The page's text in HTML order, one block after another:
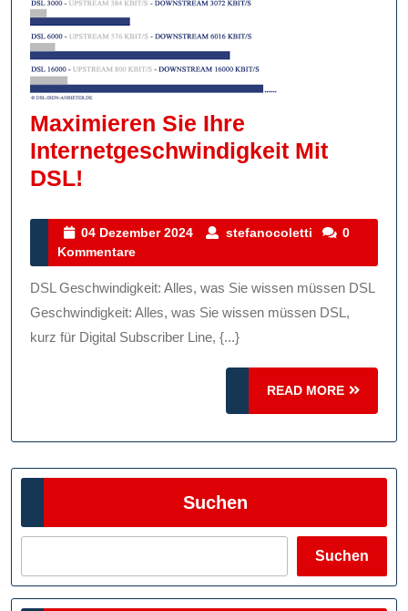
Maximieren Sie Ihre
Internetgeschwindigkeit Mit
DSL!
Ihre
Internetgeschwindigkeit
Mit
DSL!
04 Dezember 2024
04
2024
stefanocoletti stefanocoletti
0
Kommentare
DSL Geschwindigkeit: Alles, was Sie wissen müssen DSL
Geschwindigkeit: Alles, was Sie wissen müssen DSL,
kurz für Digital Subscriber Line, {...}
READ MORE
READ
MORE
Suchen
Suchen